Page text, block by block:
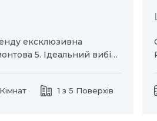
ексклюзивна
5. Ідеальний вибір
без зайвих
1 з 5 Поверхів